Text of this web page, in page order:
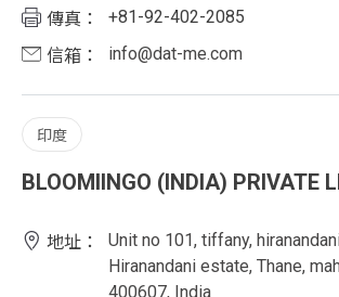
傳真：
+81-92-402-2085
信箱：
info@dat-me.com
印度
BLOOMIINGO (INDIA) PRIVATE
地址：
Unit no 101, tiffany,
Hiranandani estate, Thane,
400607, India